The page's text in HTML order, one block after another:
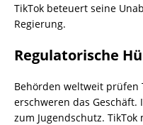
TikTok beteuert seine
Regierung.
Regulatorische
Behörden weltweit prüfen
erschweren das Geschäft.
zum Jugendschutz.